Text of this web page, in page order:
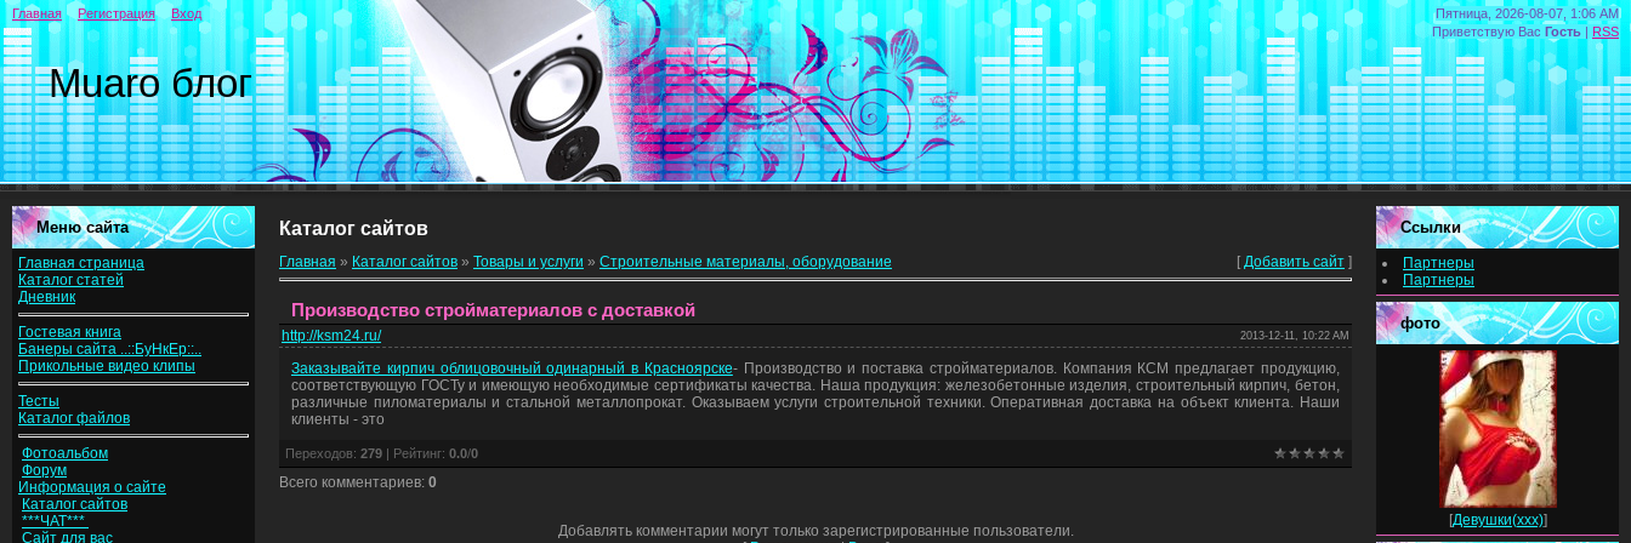
Пятница, 2026-08-07, 1:06 AM
Приветствую Вас Гость | RSS
Muaro блог
Главная Регистрация Вход
Меню сайта
Главная страница
Каталог статей
Дневник
Гостевая книга
Банеры сайта ..::БуНкЕр::..
Прикольные видео клипы
Тесты
Каталог файлов
Фотоальбом
Форум
Информация о сайте
Каталог сайтов
***ЧАТ***
Сайт для вас
Каталог сайтов
Главная » Каталог сайтов » Товары и услуги » Строительные материалы, оборудование [ Добавить сайт ]
Производство стройматериалов с доставкой
http://ksm24.ru/ 2013-12-11, 10:22 AM
Заказывайте кирпич облицовочный одинарный в Красноярске- Производство и поставка стройматериалов. Компания КСМ предлагает продукцию,
соответствующую ГОСТу и имеющую необходимые сертификаты качества. Наша продукция: железобетонные изделия, строительный кирпич, бетон,
различные пиломатериалы и стальной металлопрокат. Оказываем услуги строительной техники. Оперативная доставка на объект клиента. Наши
клиенты - это
Переходов: 279 | Рейтинг: 0.0/0
Всего комментариев: 0
Добавлять комментарии могут только зарегистрированные пользователи.
Ссылки
Партнеры
Партнеры
фото
[Девушки(xxx)]